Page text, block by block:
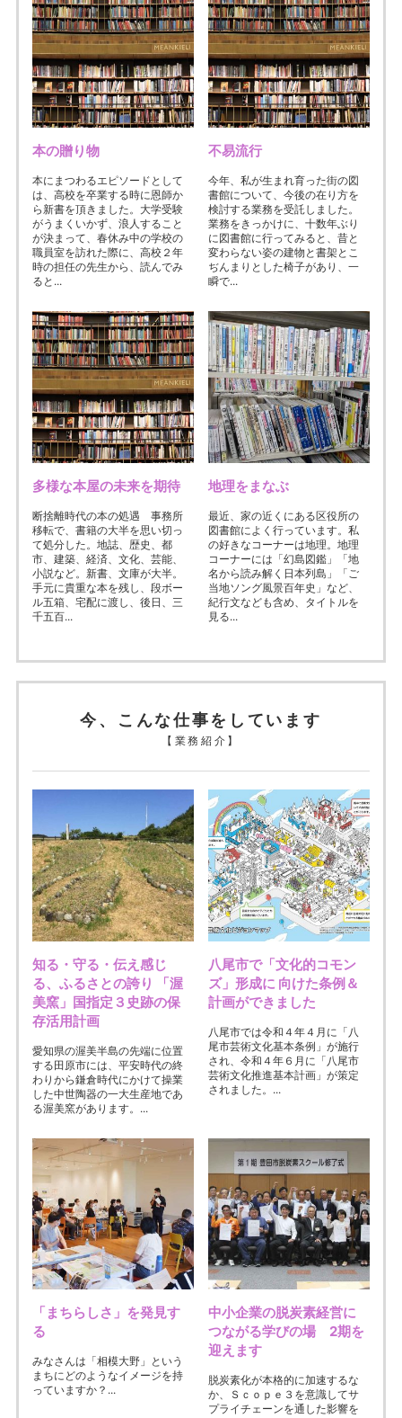
本の贈り物
本にまつわるエピソードとして
は、高校を卒業する時に恩師か
ら新書を頂きました。大学受験
がうまくいかず、浪人すること
が決まって、春休み中の学校の
職員室を訪れた際に、高校２年
時の担任の先生から、読んでみ
ると...
不易流行
今年、私が生まれ育った街の図
書館について、今後の在り方を
検討する業務を受託しました。
業務をきっかけに、十数年ぶり
に図書館に行ってみると、昔と
変わらない姿の建物と書架とこ
ぢんまりとした椅子があり、一
瞬で...
多様な本屋の未来を期待
断捨離時代の本の処遇 事務所
移転で、書籍の大半を思い切っ
て処分した。地誌、歴史、都
市、建築、経済、文化、芸能、
小説など。新書、文庫が大半。
手元に貴重な本を残し、段ボー
ル五箱、宅配に渡し、後日、三
千五百...
地理をまなぶ
最近、家の近くにある区役所の
図書館によく行っています。私
の好きなコーナーは地理。地理
コーナーには「幻島図鑑」「地
名から読み解く日本列島」「ご
当地ソング風景百年史」など、
紀行文なども含め、タイトルを
見る...
今、こんな仕事をしています
【業務紹介】
知る・守る・伝え感じ
る、ふるさとの誇り 「渥
美窯」国指定３史跡の保
存活用計画
愛知県の渥美半島の先端に位置
する田原市には、平安時代の終
わりから鎌倉時代にかけて操業
した中世陶器の一大生産地であ
る渥美窯があります。...
八尾市で「文化的コモン
ズ」形成に 向けた条例＆
計画ができました
八尾市では令和４年４月に「八
尾市芸術文化基本条例」が施行
され、令和４年６月に「八尾市
芸術文化推進基本計画」が策定
されました。...
「まちらしさ」を発見す
る
みなさんは「相模大野」という
まちにどのようなイメージを持
っていますか？...
中小企業の脱炭素経営に
つながる学びの場 2期を
迎えます
脱炭素化が本格的に加速するな
か、Ｓｃｏｐｅ３を意識してサ
プライチェーンを通した影響を